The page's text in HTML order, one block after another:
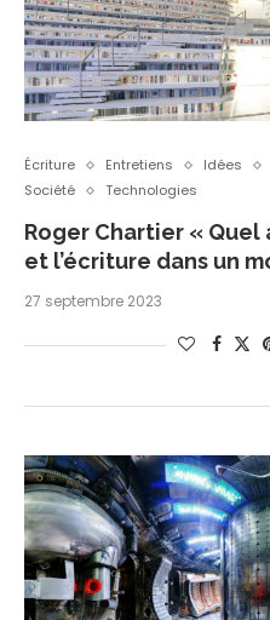
Écriture Entretiens Idées
Société
Technologies
Roger Chartier «
et l’écriture dans un
27 septembre 2023